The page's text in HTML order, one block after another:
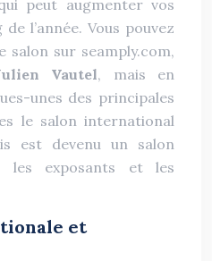
peut augmenter vos
l’année. Vous pouvez
salon sur seamply.com,
Vautel, mais en
unes des principales
le salon international
est devenu un salon
les exposants et les
et